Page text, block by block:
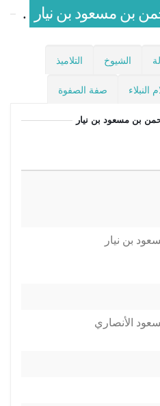
بن مسعود بن نيار .
الشيوخ التلاميذ
النبلاء صفة الصفوة
بن مسعود بن نيار
بن نيار
الأنصاري